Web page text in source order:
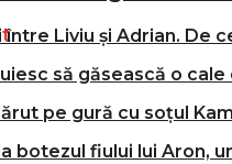
Liviu și Adrian. De
să găsească o
pe gură cu soțul
botezul fiului lui Aron,